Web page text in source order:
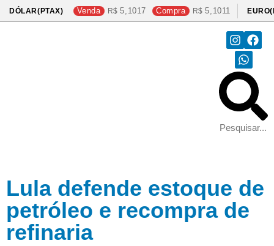
DÓLAR(PTAX) Venda 5,1017 Compra 5,1011
Lula defende estoque de
petróleo e recompra de
refinaria